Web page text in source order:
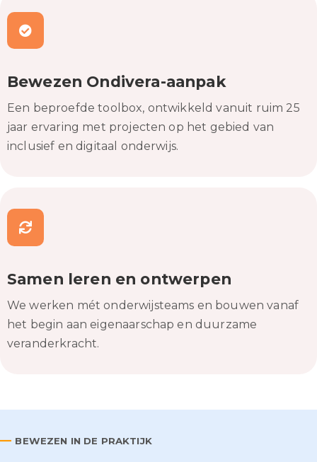
Bewezen Ondivera-aanpak
Een beproefde toolbox, ontwikkeld vanuit ruim 25
jaar ervaring met projecten op het gebied van
inclusief en digitaal onderwijs.
Samen leren en ontwerpen
We werken mét onderwijsteams en bouwen vanaf
het begin aan eigenaarschap en duurzame
veranderkracht.
— BEWEZEN IN DE PRAKTIJK